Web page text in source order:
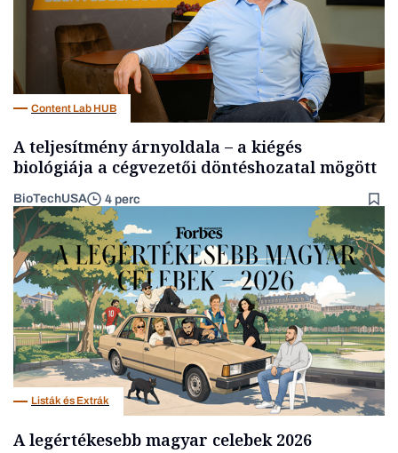
Content Lab HUB
A teljesítmény árnyoldala – a kiégés
biológiája a cégvezetői döntéshozatal mögött
BioTechUSA 4 perc
Listák és Extrák
A legértékesebb magyar celebek 2026